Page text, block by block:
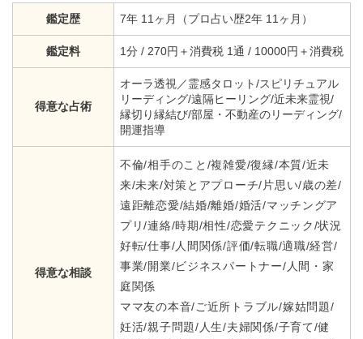
鑑定歴 7年 11ヶ月（プロ占い歴2年 11ヶ月）
鑑定料 1分 / 270円＋消費税 1通 / 10000円＋消費税
得意な占術
オーラ透視／霊感タロット/スピリチュアル
リーディング/遠隔ヒーリング/近未来霊視/
縁切り縁結び/部屋・不動産のリーディング/
開運指導
得意な相談
不倫/相手のこと/複雑愛/復縁/本質/近未
来/未来/対策とアプローチ/片思い/歳の差/
遠距離恋愛/結婚/離婚/婚活/マッチングア
プリ/連絡/時期/相性/恋愛テクニック/状況
好転/仕事/人間関係/評価/転職/適職/経営/
事業/開業/ビジネスパートナー/人間・家
庭関係
ママ友の本音/ご近所トラブル/嫁姑問題/
妊活/親子問題/人生/夫婦関係/子育て/健